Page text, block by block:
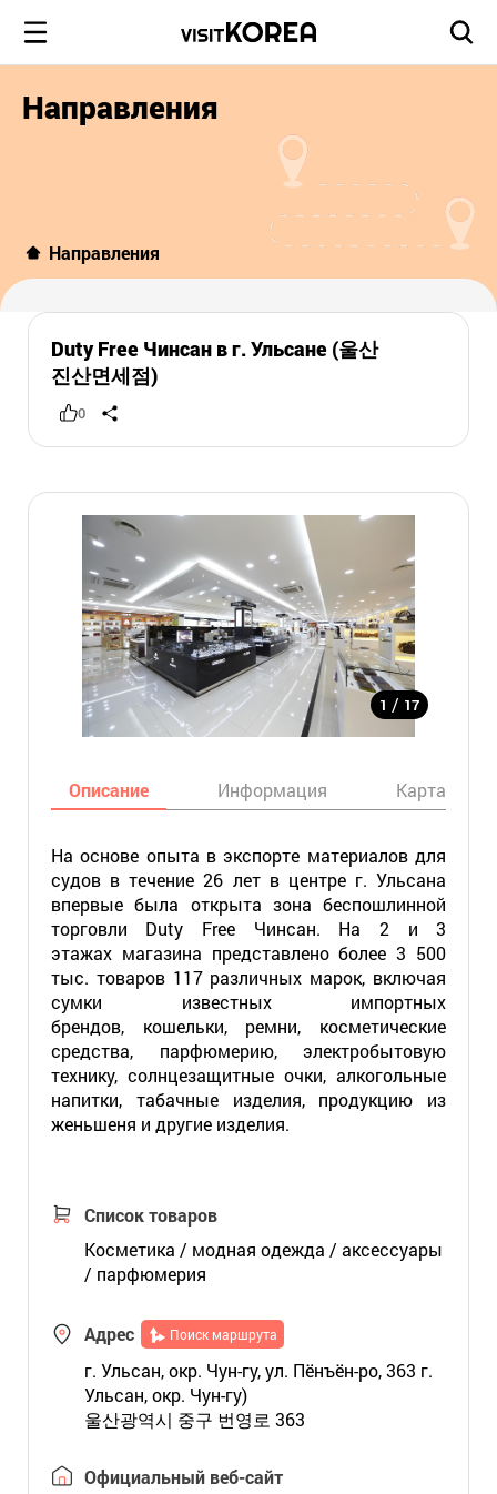
Направления
Направления
Duty Free Чинсан в г. Ульсане (울산
진산면세점)
0
1 / 17
Описание Информация Карта
На основе опыта в экспорте материалов для
судов в течение 26 лет в центре г. Ульсана
впервые была открыта зона беспошлинной
торговли Duty Free Чинсан. На 2 и 3
этажах магазина представлено более 3 500
тыс. товаров 117 различных марок, включая
сумки известных импортных
брендов, кошельки, ремни, косметические
средства, парфюмерию, электробытовую
технику, солнцезащитные очки, алкогольные
напитки, табачные изделия, продукцию из
женьшеня и другие изделия.
Список товаров
Косметика / модная одежда / аксессуары
/ парфюмерия
Адрес Поиск маршрута
г. Ульсан, окр. Чун-гу, ул. Пёнъён-ро, 363 г.
Ульсан, окр. Чун-гу)
울산광역시 중구 번영로 363
Официальный веб-сайт